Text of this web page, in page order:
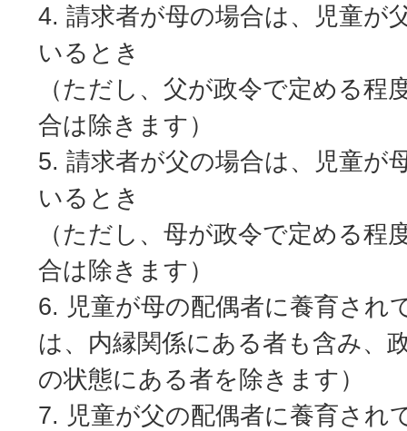
請求者が母の場合は、児童が
いるとき
（ただし、父が政令で定める程
合は除きます）
請求者が父の場合は、児童が
いるとき
（ただし、母が政令で定める程
合は除きます）
児童が母の配偶者に養育され
は、内縁関係にある者も含み、
の状態にある者を除きます）
児童が父の配偶者に養育され